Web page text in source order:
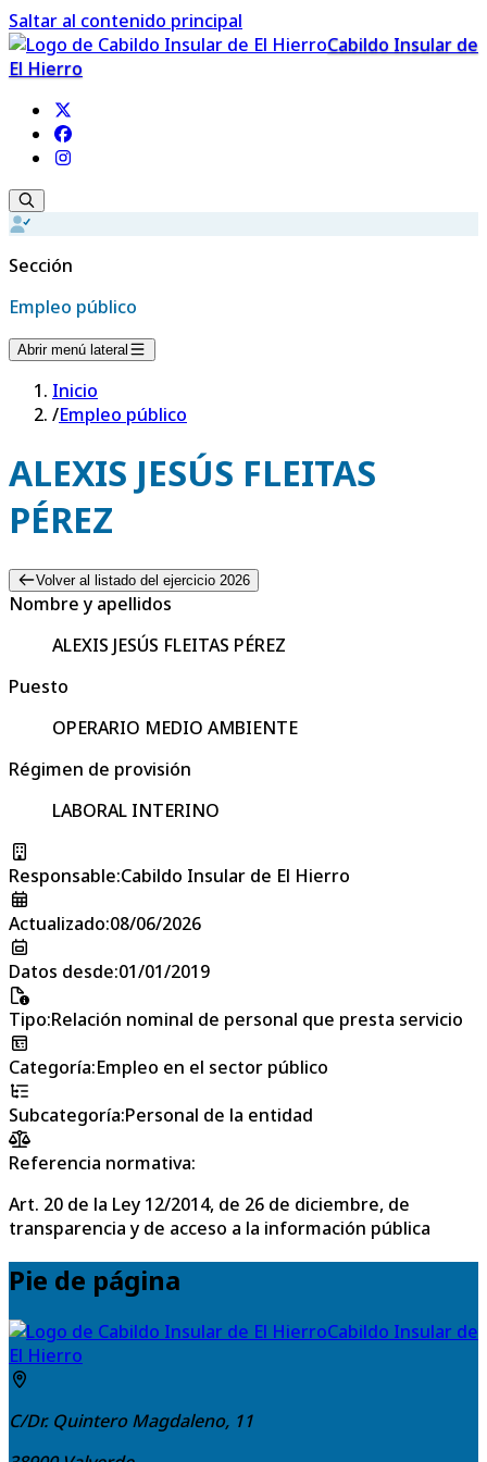
Saltar al contenido principal
Cabildo Insular de
El Hierro
Sección
Empleo público
Abrir menú lateral
Inicio
/Empleo público
ALEXIS JESÚS FLEITAS
PÉREZ
Volver al listado del ejercicio 2026
Nombre y apellidos
ALEXIS JESÚS FLEITAS PÉREZ
Puesto
OPERARIO MEDIO AMBIENTE
Régimen de provisión
LABORAL INTERINO
Responsable:Cabildo Insular de El Hierro
Actualizado:08/06/2026
Datos desde:01/01/2019
Tipo:Relación nominal de personal que presta servicio
Categoría:Empleo en el sector público
Subcategoría:Personal de la entidad
Referencia normativa:
Art. 20 de la Ley 12/2014, de 26 de diciembre, de
transparencia y de acceso a la información pública
Pie de página
Cabildo Insular de
El Hierro
C/Dr. Quintero Magdaleno, 11